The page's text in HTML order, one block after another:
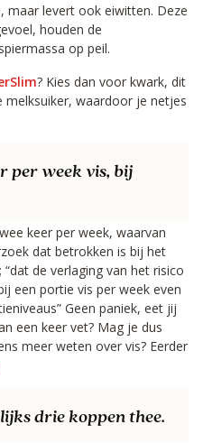
maar levert ook eiwitten. Deze
houden de
op peil.
? Kies dan voor kwark, dit
waardoor je netjes
per week vis, bij
keer per week, waarvan
dat betrokken is bij het
de verlaging van het risico
een portie vis per week even
Geen paniek, eet jij
een keer vet? Mag je dus
meer weten over vis? Eerder
drie koppen thee.